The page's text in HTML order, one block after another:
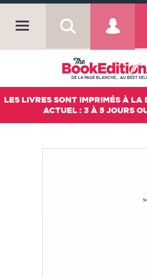
DE LA PAGE BLANCHE... AU BEST
LES LIVRES SONT IMPRIMÉS À
ACTUEL : 3 À 5 JOURS